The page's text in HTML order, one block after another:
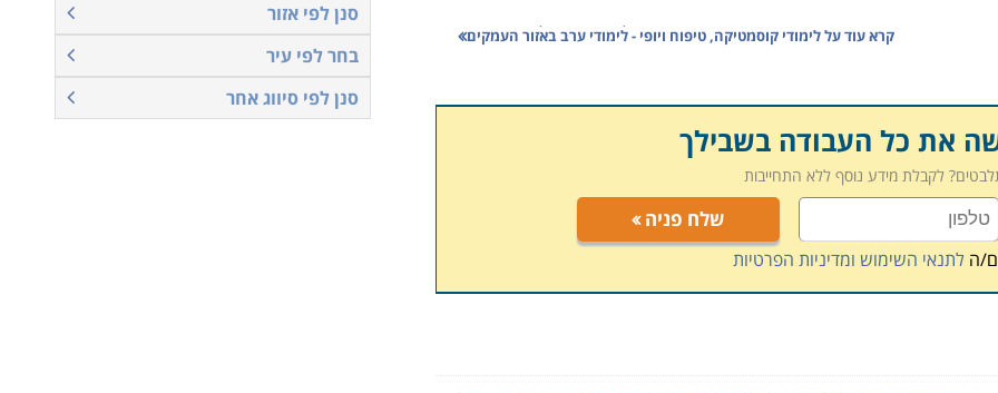
בפתיחת מכוני יופי חדשים ובפיתוח תהליכים וטיפולי יופי שונים.
לימודי קוסמטיקה, טיפוח ויופי מתאימים למי שמעוניין לרכוש מקצוע
שזקוקים להשתלמויות ורענונים שונים. קריירה זו משלבת בתוכה
ועבודה טיפולית. הווה אומר כי על אלו הבוחרות במסלול זה להיות
טוב. זאת, יחד עם תכונות הנדרשות לעוסקים במקצוע טיפולי כגון,
בתחום היופי והקוסמטיקה וכן, בעלי הכישורים המתאימים לכך. נוסף
קרא עוד עללימודי קוסמטיקה, טיפוח ויופי - לימודי ערב באזור העמקים
את כל העבודה בשבילך
לקבלת מידע נוסף ללא התחייבות
שלח פניה
הלתנאי השימוש ומדיניות הפרטיות
סנן לפי אזור
בחר לפי עיר
סנן לפי סיווג אחר